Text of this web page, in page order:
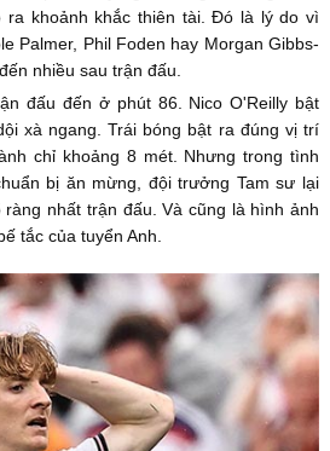
ra khoảnh khắc thiên tài. Đó là lý do vì
Palmer, Phil Foden hay Morgan Gibbs-
nhiều sau trận đấu.
đấu đến ở phút 86. Nico O'Reilly bật
xà ngang. Trái bóng bật ra đúng vị trí
chỉ khoảng 8 mét. Nhưng trong tình
bị ăn mừng, đội trưởng Tam sư lại
nhất trận đấu. Và cũng là hình ảnh
tắc của tuyển Anh.